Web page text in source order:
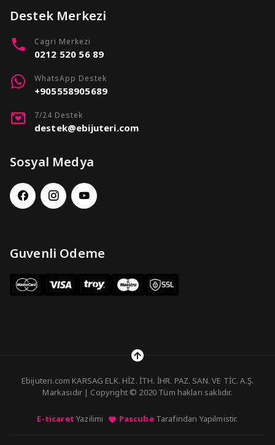
Destek Merkezi
Cagri Merkezi
0212 520 56 89
WhatsApp Destek
+905558905689
7/24 Destek
destek@ebijuteri.com
Sosyal Medya
Guvenli Odeme
Ebijuteri.com KARSAG ELK. HİZ. İTH. İHR. PAZ. SAN. VE TİC. A.Ş.
Markasıdır | Copyright © 2020 Tüm hakları saklıdır.
E-ticaret Yazilimi PascubeTarafindan Yapilmistir.